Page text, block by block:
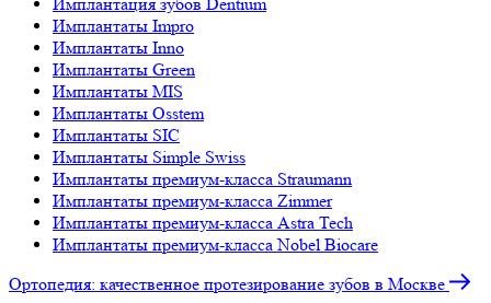
Имплантаты Impro
Имплантаты Inno
Имплантаты Green
Имплантаты MIS
Имплантаты Osstem
Имплантаты SIC
Имплантаты Simple Swiss
Имплантаты премиум-класса Straumann
Имплантаты премиум-класса Zimmer
Имплантаты премиум-класса Astra Tech
Имплантаты премиум-класса Nobel Biocare
Ортопедия: качественное протезирование зубов в Москве